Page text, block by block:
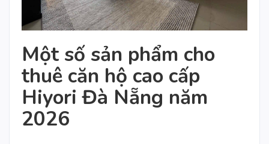
Một số sản phẩm cho
thuê căn hộ cao cấp
Hiyori Đà Nẵng năm
2026